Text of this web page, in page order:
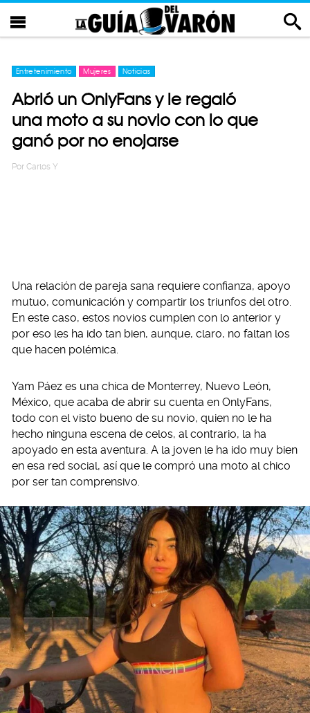
Entretenimiento Mujeres Noticias
Abrió un OnlyFans y le regaló
una moto a su novio con lo que
ganó por no enojarse
Por Carlos Y
Una relación de pareja sana requiere confianza, apoyo
mutuo, comunicación y compartir los triunfos del otro.
En este caso, estos novios cumplen con lo anterior y
por eso les ha ido tan bien, aunque, claro, no faltan los
que hacen polémica.
Yam Páez es una chica de Monterrey, Nuevo León,
México, que acaba de abrir su cuenta en OnlyFans,
todo con el visto bueno de su novio, quien no le ha
hecho ninguna escena de celos, al contrario, la ha
apoyado en esta aventura. A la joven le ha ido muy bien
en esa red social, así que le compró una moto al chico
por ser tan comprensivo.